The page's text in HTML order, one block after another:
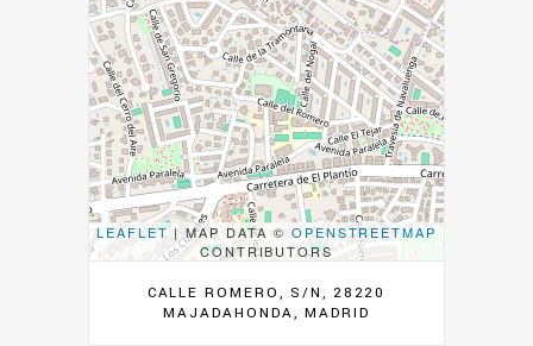
LEAFLET| MAP DATA © OPENSTREETMAP
CONTRIBUTORS
CALLE ROMERO, S/N, 28220
MAJADAHONDA, MADRID